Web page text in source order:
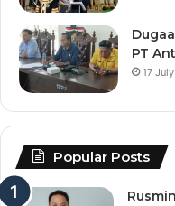
PT
17
Popular Posts